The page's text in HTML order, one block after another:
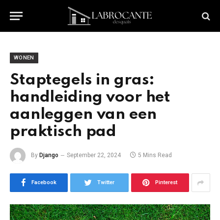
WONEN
Staptegels in gras:
handleiding voor het
aanleggen van een
praktisch pad
By Django September 22, 2024 5 Mins Read
Facebook Twitter Pinterest